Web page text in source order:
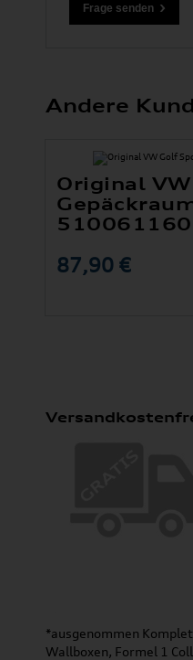
Andere
Original
510061160
87,90 €
*ausgenommen
Wallboxen, Formel 1